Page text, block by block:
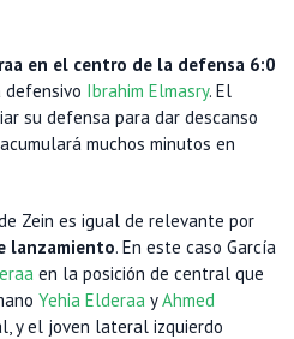
en el centro de la defensa 6:0
defensivo Ibrahim Elmasry. El
su defensa para dar descanso
muchos minutos en
Zein es igual de relevante por
lanzamiento. En este caso García
en la posición de central que
Yehia Elderaa yAhmed
y el joven lateral izquierdo